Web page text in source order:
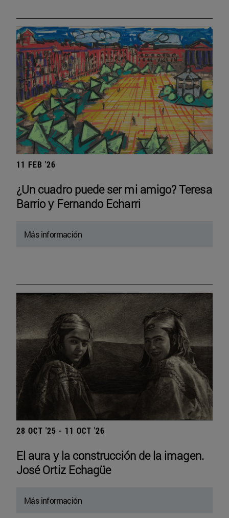
11 FEB '26
¿Un cuadro puede ser mi amigo? Teresa
Barrio y Fernando Echarri
Más información
28 OCT '25 - 11 OCT '26
El aura y la construcción de la imagen.
José Ortiz Echagüe
Más información